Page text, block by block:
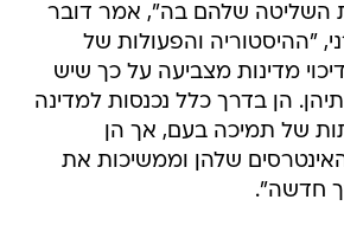
השליטה שלהם בה", אמר דובר
"ההיסטוריה והפעולות של
מדינות מצביעה על כך שיש
הן בדרך כלל נכנסות למדינה
של תמיכה בעם, אך הן
שלהן וממשיכות את
חדשה".